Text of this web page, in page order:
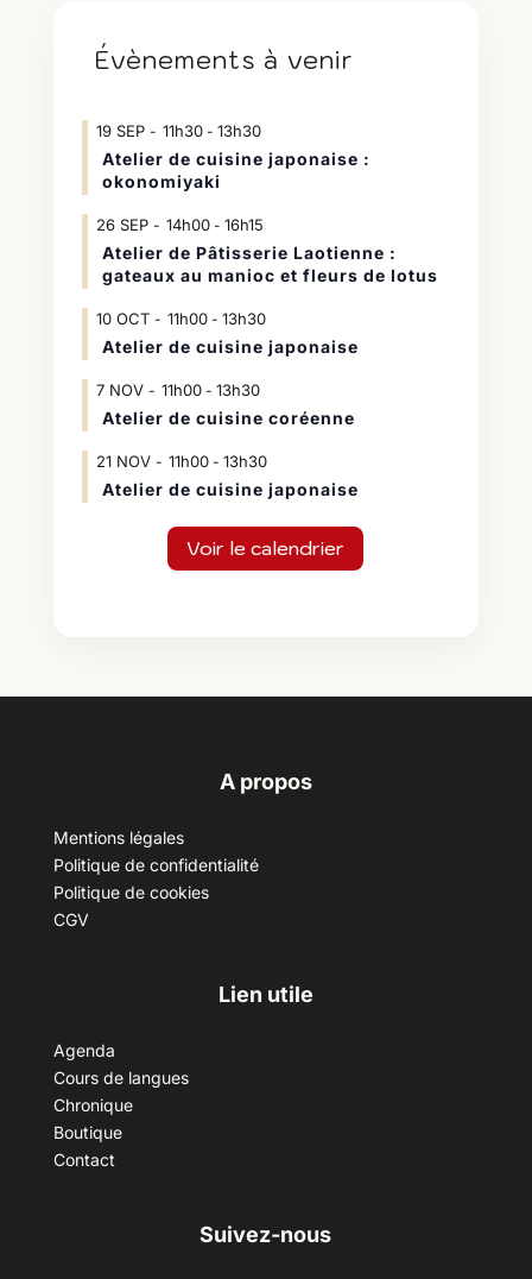
Évènements à venir
19 SEP 11h30- 13h30
Atelier de cuisine japonaise :
okonomiyaki
26 SEP 14h00- 16h15
Atelier de Pâtisserie Laotienne :
gateaux au manioc et fleurs de lotus
10 OCT 11h00- 13h30
Atelier de cuisine japonaise
7 NOV 11h00- 13h30
Atelier de cuisine coréenne
21 NOV 11h00- 13h30
Atelier de cuisine japonaise
Voir le calendrier
A propos
Mentions légales
Politique de confidentialité
Politique de cookies
CGV
Lien utile
Agenda
Cours de langues
Chronique
Boutique
Contact
Suivez-nous